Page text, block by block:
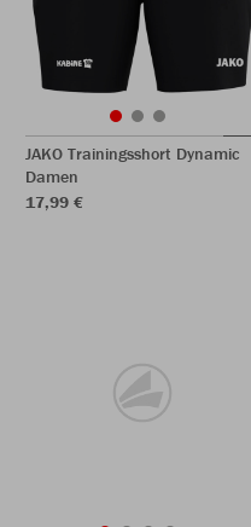
JAKO Trainingsshort Dynamic
Damen
17,99 €